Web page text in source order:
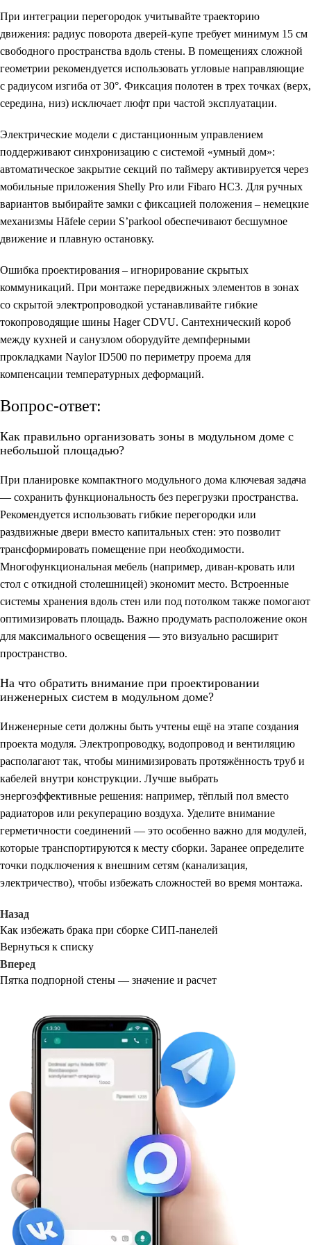
При интеграции перегородок учитывайте траекторию
движения: радиус поворота дверей-купе требует минимум 15 см
свободного пространства вдоль стены. В помещениях сложной
геометрии рекомендуется использовать угловые направляющие
с радиусом изгиба от 30°. Фиксация полотен в трех точках (верх,
середина, низ) исключает люфт при частой эксплуатации.
Электрические модели с дистанционным управлением
поддерживают синхронизацию с системой «умный дом»:
автоматическое закрытие секций по таймеру активируется через
мобильные приложения Shelly Pro или Fibaro HC3. Для ручных
вариантов выбирайте замки с фиксацией положения – немецкие
механизмы Häfele серии S’parkool обеспечивают бесшумное
движение и плавную остановку.
Ошибка проектирования – игнорирование скрытых
коммуникаций. При монтаже передвижных элементов в зонах
со скрытой электропроводкой устанавливайте гибкие
токопроводящие шины Hager CDVU. Сантехнический короб
между кухней и санузлом оборудуйте демпферными
прокладками Naylor ID500 по периметру проема для
компенсации температурных деформаций.
Вопрос-ответ:
Как правильно организовать зоны в модульном доме с
небольшой площадью?
При планировке компактного модульного дома ключевая задача
— сохранить функциональность без перегрузки пространства.
Рекомендуется использовать гибкие перегородки или
раздвижные двери вместо капитальных стен: это позволит
трансформировать помещение при необходимости.
Многофункциональная мебель (например, диван-кровать или
стол с откидной столешницей) экономит место. Встроенные
системы хранения вдоль стен или под потолком также помогают
оптимизировать площадь. Важно продумать расположение окон
для максимального освещения — это визуально расширит
пространство.
На что обратить внимание при проектировании
инженерных систем в модульном доме?
Инженерные сети должны быть учтены ещё на этапе создания
проекта модуля. Электропроводку, водопровод и вентиляцию
располагают так, чтобы минимизировать протяжённость труб и
кабелей внутри конструкции. Лучше выбрать
энергоэффективные решения: например, тёплый пол вместо
радиаторов или рекуперацию воздуха. Уделите внимание
герметичности соединений — это особенно важно для модулей,
которые транспортируются к месту сборки. Заранее определите
точки подключения к внешним сетям (канализация,
электричество), чтобы избежать сложностей во время монтажа.
Назад
Как избежать брака при сборке СИП-панелей
Вернуться к списку
Вперед
Пятка подпорной стены — значение и расчет